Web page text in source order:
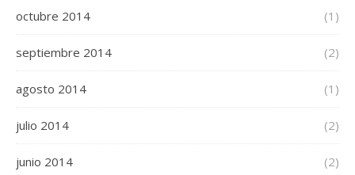
octubre 2014 (1)
septiembre 2014 (2)
agosto 2014 (1)
julio 2014 (2)
junio 2014 (2)